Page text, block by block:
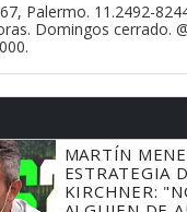
Palermo. 11.2492-
Domingos cerrado.
MARTÍN
ESTRATEGIA
KIRCHNER: